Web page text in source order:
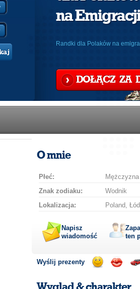
na
Randki dla Polaków na
DOŁĄCZ ZA
O mnie
Płeć: Mężczyzna
Znak zodiaku:
Wodnik
Lokalizacja:
Poland,
Napisz
wiadomość
ten
Wyślij prezenty
uśmiechbuziaka